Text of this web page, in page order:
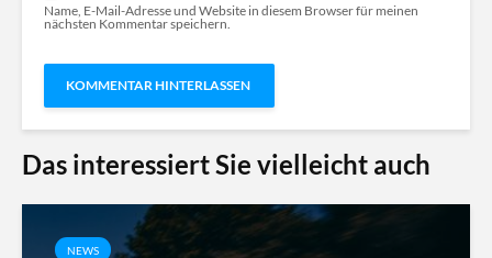
Name, E-Mail-Adresse und Website in diesem Browser für meinen
nächsten Kommentar speichern.
Das interessiert Sie vielleicht auch
NEWS